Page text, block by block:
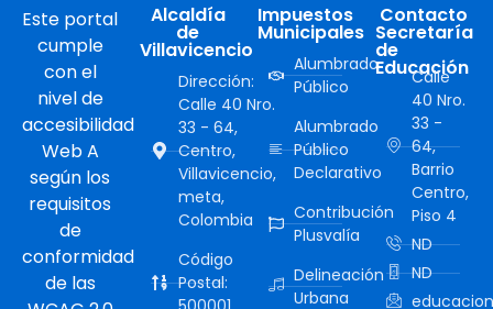
Este portal
cumple
con el
nivel de
accesibilidad
Web A
según los
requisitos
de
conformidad
de las
Alcaldía
de
Villavicencio
Dirección:
Calle 40 Nro.
33 - 64,
Centro,
Villavicencio,
meta,
Colombia
Código
Postal:
Impuestos
Municipales
Alumbrado
Público
Alumbrado
Público
Declarativo
Contribución
Plusvalía
Delineación
Urbana
Contacto
Secretaría
de
Educación
Calle
40 Nro.
33 -
64,
Barrio
Centro,
Piso 4
ND
ND